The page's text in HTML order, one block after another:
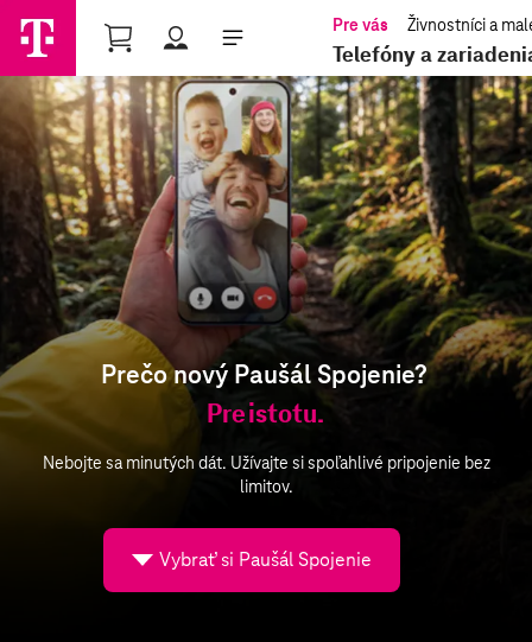
Shopping Cart
Telefóny a
Prečo nový Paušál Spojenie?
Pre istotu.
Nebojte sa minutých dát. Užívajte si spoľahlivé pripojenie bez
limitov.
Vybrať si Paušál Spojenie
nájdete
tu